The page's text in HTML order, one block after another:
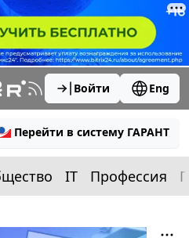
Войти Eng
Перейти в систему ГАРАНТ
IT Профессия